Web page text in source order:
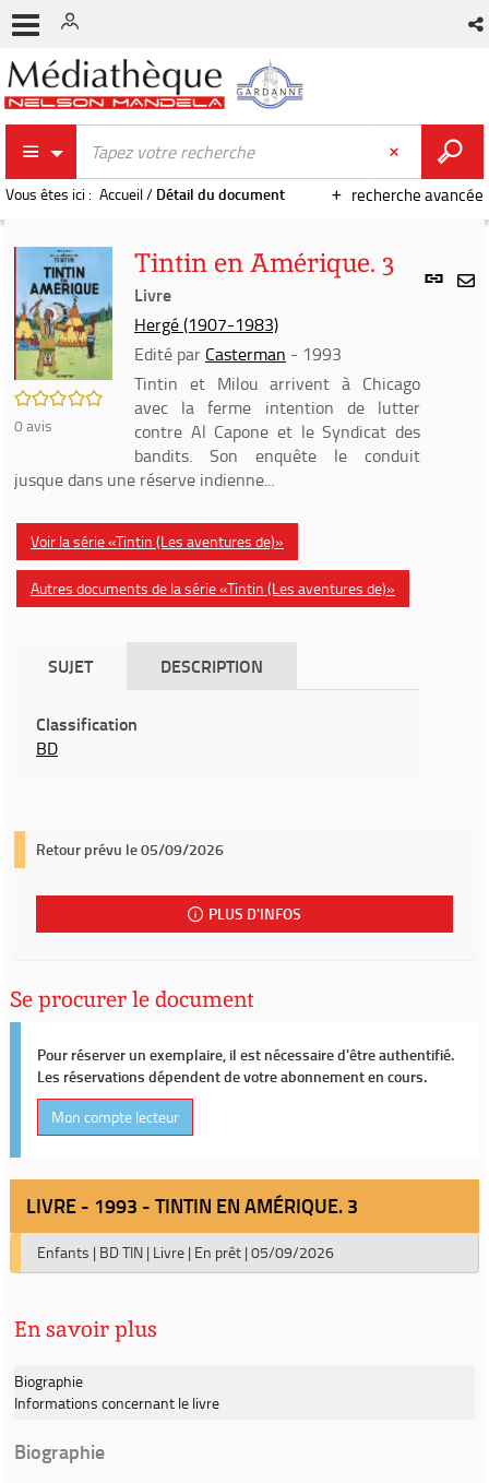
recherche avancée
Vous êtes ici : Accueil/ Détail du document
Lien
/5
0avis
Tintin en Amérique. 3
Livre
Hergé (1907-1983)
Edité par Casterman - 1993
Tintin et Milou arrivent à Chicago
avec la ferme intention de lutter
contre Al Capone et le Syndicat des
bandits. Son enquête le conduit
jusque dans une réserve indienne...
Voir la série «Tintin (Les aventures de)»
Autres documents de la série «Tintin (Les aventures de)»
SUJET DESCRIPTION
Classification
BD
Retour prévu le 05/09/2026
PLUS D'INFOS
Se procurer le document
Pour réserver un exemplaire, il est nécessaire d'être authentifié.
Les réservations dépendent de votre abonnement en cours.
Mon compte lecteur
LIVRE - 1993 - TINTIN EN AMÉRIQUE. 3
Enfants | BD TIN | Livre | En prêt | 05/09/2026
En savoir plus
Biographie
Informations concernant le livre
Biographie